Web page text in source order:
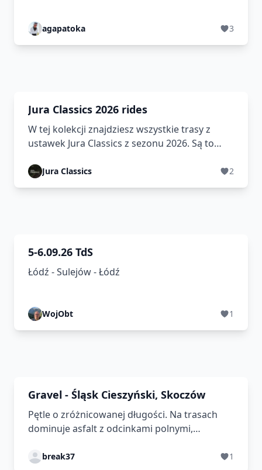
agapatoka 3
Jura Classics 2026 rides
W tej kolekcji znajdziesz wszystkie trasy z
ustawek Jura Classics z sezonu 2026. Są to
krajobrazami terenów Jury Krakowsko-
Częstochowskiej
Jura Classics 2
5-6.09.26 TdS
Łódź - Sulejów - Łódź
WojObt 1
Gravel - Śląsk Cieszyński, Skoczów
Pętle o zróżnicowanej długości. Na trasach
dominuje asfalt z odcinkami polnymi,
break37 1